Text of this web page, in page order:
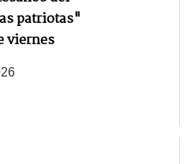
patriotas"
viernes